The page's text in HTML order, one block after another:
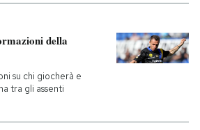
della
su chi giocherà e
tra gli assenti